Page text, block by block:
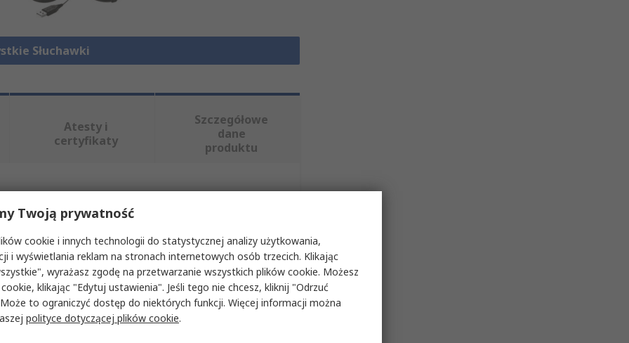
Słuchawki
Atesty i
certyfikaty
Szczegółowe
dane
produktu
wybierając jeden lub więcej atrybutów.
Wartość
Jabra
Słuchawka
Twoją prywatność
cookie i innych technologii do statystycznej analizy użytkowania,
i wyświetlania reklam na stronach internetowych osób trzecich. Klikając
wyrażasz zgodę na przetwarzanie wszystkich plików cookie. Możesz
klikając "Edytuj ustawienia". Jeśli tego nie chcesz, kliknij "Odrzuć
to ograniczyć dostęp do niektórych funkcji. Więcej informacji można
polityce dotyczącej plików cookie.